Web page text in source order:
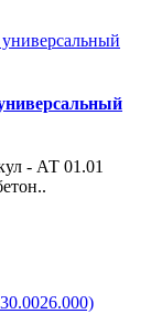
- АТ 01.01